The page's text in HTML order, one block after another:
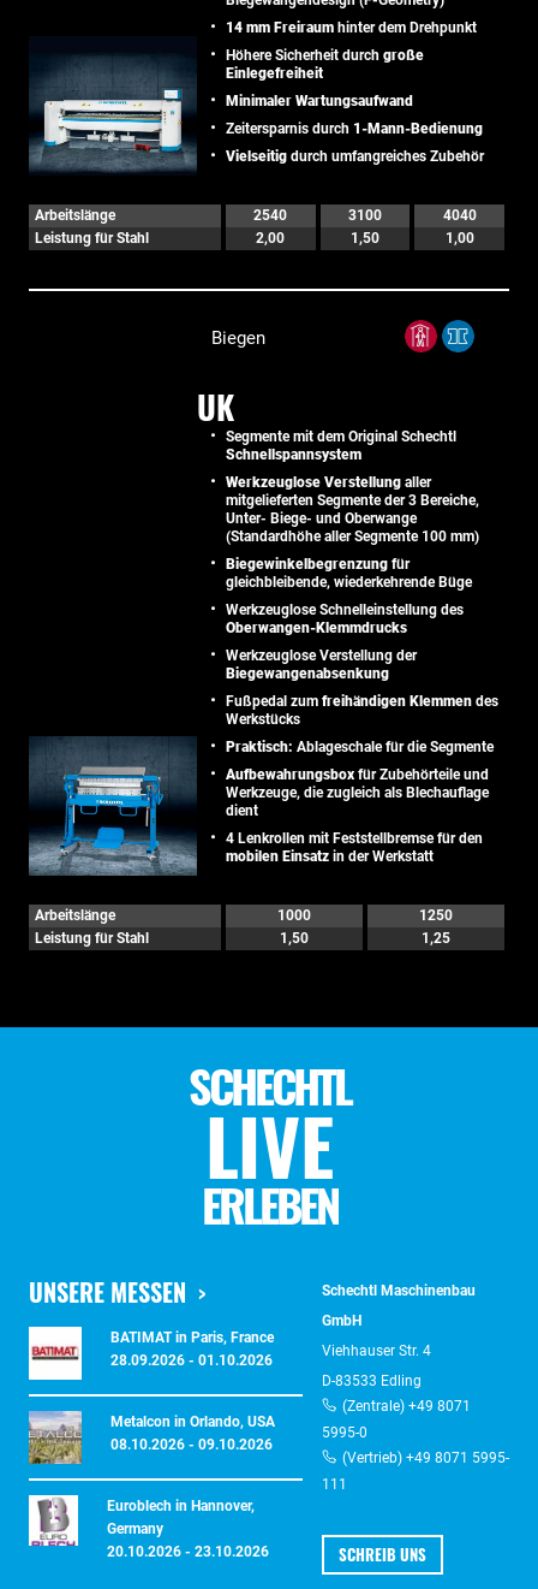
14 mm Freiraum hinter dem Drehpunkt
Höhere Sicherheit durch große
Einlegefreiheit
Minimaler Wartungsaufwand
Zeitersparnis durch 1-Mann-Bedienung
Vielseitig durch umfangreiches Zubehör
Arbeitslänge 2540 3100
4040
Leistung für Stahl
2,00 1,50 1,00
Biegen
UK
Segmente mit dem Original Schechtl
Schnellspannsystem
Werkzeuglose Verstellung aller
mitgelieferten Segmente der 3 Bereiche,
Unter- Biege- und Oberwange
(Standardhöhe aller Segmente 100 mm)
Biegewinkelbegrenzung für
gleichbleibende, wiederkehrende Büge
Werkzeuglose Schnelleinstellung des
Oberwangen-Klemmdrucks
Werkzeuglose Verstellung der
Biegewangenabsenkung
Fußpedal zum freihändigen Klemmen des
Werkstücks
Praktisch: Ablageschale für die Segmente
Aufbewahrungsbox für Zubehörteile und
Werkzeuge, die zugleich als Blechauflage
dient
4 Lenkrollen mit Feststellbremse für den
mobilen Einsatz in der Werkstatt
Arbeitslänge 1000
1250
Leistung für Stahl
1,50 1,25
SCHECHTL
LIVE
ERLEBEN
UNSERE MESSEN
BATIMAT in Paris, France
28.09.2026 - 01.10.2026
Metalcon in Orlando, USA
08.10.2026 - 09.10.2026
Euroblech in Hannover,
Germany
20.10.2026 - 23.10.2026
Schechtl Maschinenbau
GmbH
Viehhauser Str. 4
D-83533 Edling
(Zentrale) +49 8071
5995-0
(Vertrieb) +49 8071 5995-
111
SCHREIB UNS